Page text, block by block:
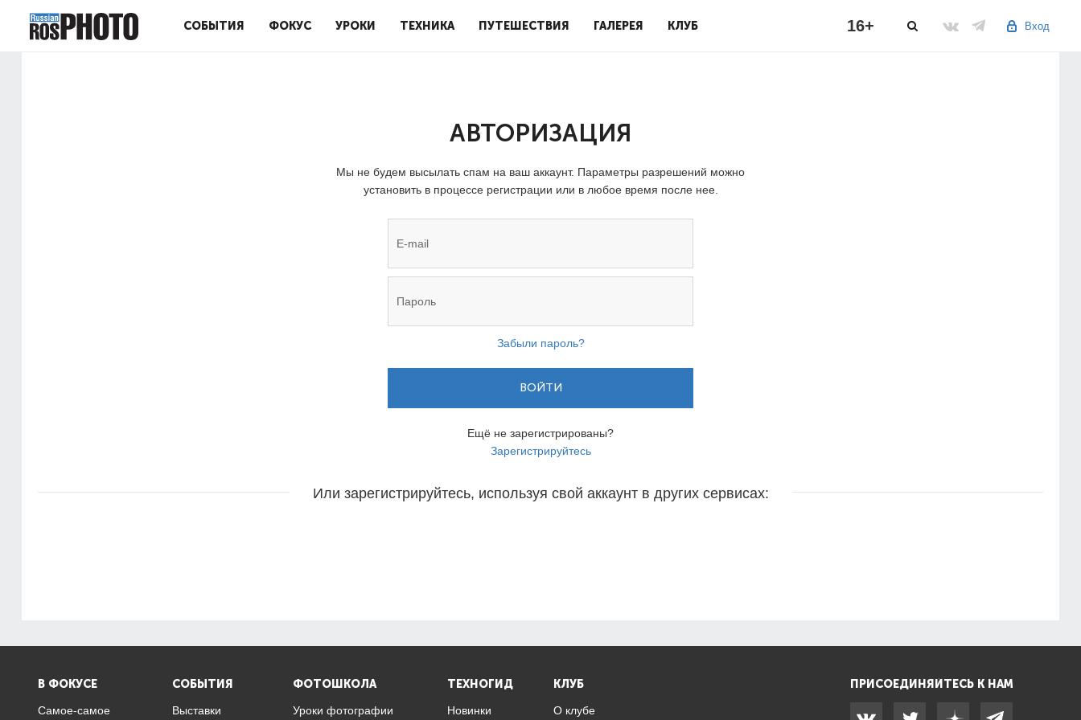
СОБЫТИЯ ФОКУС УРОКИ ТЕХНИКА ПУТЕШЕСТВИЯ ГАЛЕРЕЯ КЛУБ Вход
16+
АВТОРИЗАЦИЯ
Мы не будем высылать спам на ваш аккаунт. Параметры разрешений можно
установить в процессе регистрации или в любое время после нее.
Забыли пароль?
ВОЙТИ
Ещё не зарегистрированы?
Зарегистрируйтесь
Или зарегистрируйтесь, используя свой аккаунт в других сервисах:
В ФОКУСЕ
Самое-самое
СОБЫТИЯ
Выставки
ФОТОШКОЛА
Уроки фотографии
ТЕХНОГИД
Новинки
КЛУБ
О клубе
ПРИСОЕДИНЯЙТЕСЬ К НАМ